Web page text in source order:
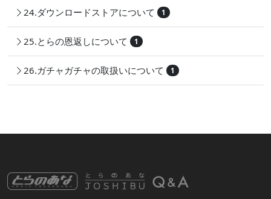
24.ダウンロードストアについて 1
25.とらの恩返しについて 1
26.ガチャガチャの取扱いについて 1